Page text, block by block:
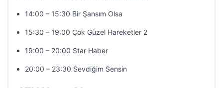
14:00 – 15:30 Bir Şansım Olsa
15:30 – 19:00 Çok Güzel Hareketler 2
19:00 – 20:00 Star Haber
20:00 – 23:30 Sevdiğim Sensin